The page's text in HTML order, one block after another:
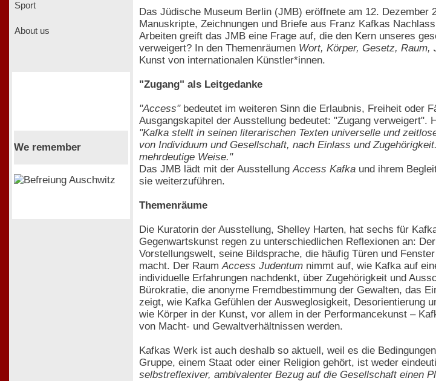
Sport
About us
We remember
Das Jüdische Museum Berlin (JMB) eröffnete am 12.
Manuskripte, Zeichnungen und Briefe aus Franz Kafkas
Arbeiten greift das JMB eine Frage auf, die den Kern unseres
verweigert? In den Themenräumen Wort, Körper, Gesetz, Raum,
Kunst von internationalen Künstler*innen.
"Zugang" als Leitgedanke
"Access"bedeutet im weiteren Sinn die Erlaubnis, Freiheit oder
Ausgangskapitel der Ausstellung bedeutet: "Zugang
"Kafka stellt in seinen literarischen Texten universelle und
von Individuum und Gesellschaft, nach Einlass und
mehrdeutige Weise."
Das JMB lädt mit der AusstellungAccess Kafka und ihrem
sie weiterzuführen.
Themenräume
Die Kuratorin der Ausstellung, Shelley Harten, hat sechs für
Gegenwartskunst regen zu unterschiedlichen Reflexionen an:
Vorstellungswelt, seine Bildsprache, die häufig Türen und
macht. Der RaumAccess Judentum nimmt auf, wie Kafka auf
individuelle Erfahrungen nachdenkt, über Zugehörigkeit und
Bürokratie, die anonyme Fremdbestimmung der Gewalten, das
zeigt, wie Kafka Gefühlen der Ausweglosigkeit, Desorientierung
wie Körper in der Kunst, vor allem in der Performancekunst –
von Macht- und Gewaltverhältnissen werden.
Kafkas Werk ist auch deshalb so aktuell, weil es die
Gruppe, einem Staat oder einer Religion gehört, ist weder
selbstreflexiver, ambivalenter Bezug auf die Gesellschaft einen